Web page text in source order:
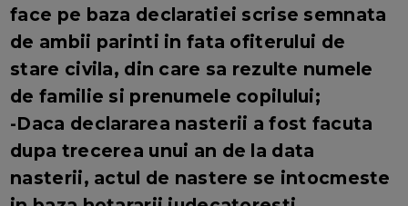
face pe baza declaratiei scrise semnata
de ambii parinti in fata ofiterului de
stare civila, din care sa rezulte numele
de familie si prenumele copilului;
-Daca declararea nasterii a fost facuta
dupa trecerea unui an de la data
nasterii, actul de nastere se intocmeste